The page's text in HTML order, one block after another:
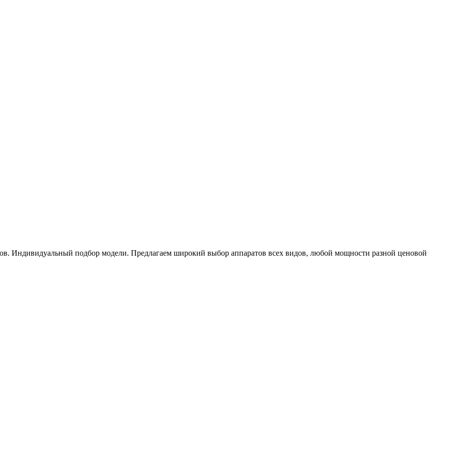
Индивидуальный подбор модели. Предлагаем широкий выбор аппаратов всех видов, любой мощности разной ценовой